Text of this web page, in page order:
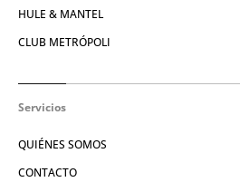
HULE & MANTEL
CLUB METRÓPOLI
Servicios
QUIÉNES SOMOS
CONTACTO